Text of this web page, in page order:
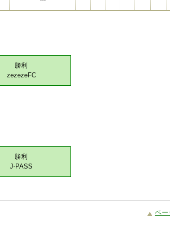
勝利
zezezeFC
勝利
J-PASS
ペー